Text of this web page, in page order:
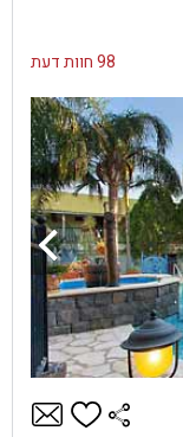
98 חוות דעת